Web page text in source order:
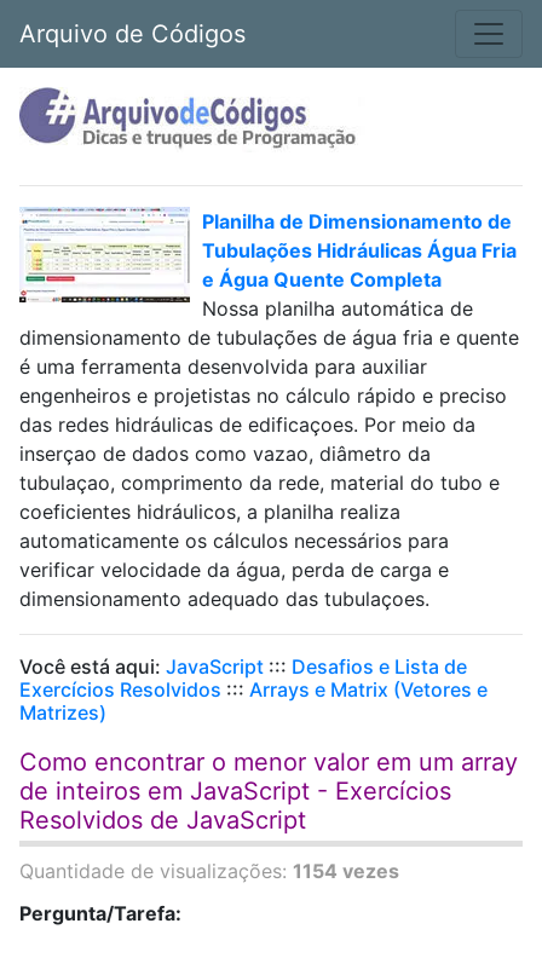
Arquivo de Códigos
Planilha de Dimensionamento de
Tubulações Hidráulicas Água Fria
e Água Quente Completa
Nossa planilha automática de
dimensionamento de tubulações de água fria e quente
é uma ferramenta desenvolvida para auxiliar
engenheiros e projetistas no cálculo rápido e preciso
das redes hidráulicas de edificaçoes. Por meio da
inserçao de dados como vazao, diâmetro da
tubulaçao, comprimento da rede, material do tubo e
coeficientes hidráulicos, a planilha realiza
automaticamente os cálculos necessários para
verificar velocidade da água, perda de carga e
dimensionamento adequado das tubulaçoes.
Você está aqui: JavaScript ::: Desafios e Lista de
Exercícios Resolvidos ::: Arrays e Matrix (Vetores e
Matrizes)
Como encontrar o menor valor em um array
de inteiros em JavaScript - Exercícios
Resolvidos de JavaScript
Quantidade de visualizações: 1154 vezes
Pergunta/Tarefa: